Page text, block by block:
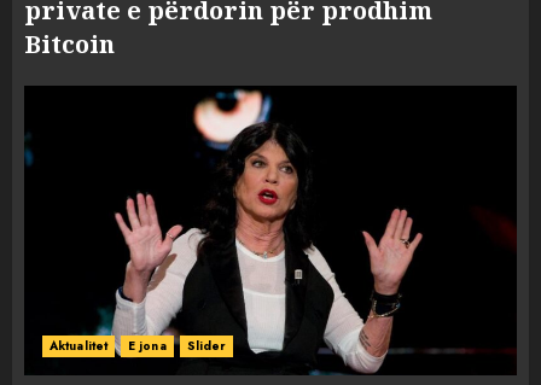
private e përdorin për prodhim
Bitcoin
Aktualitet E jona Slider